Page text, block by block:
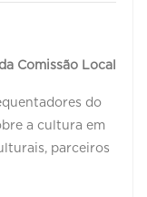
Comissão Local
do
a cultura em
parceiros